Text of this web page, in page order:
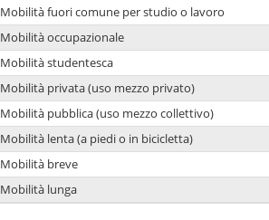
Mobilità fuori comune per studio o lavoro
Mobilità occupazionale
Mobilità studentesca
Mobilità privata (uso mezzo privato)
Mobilità pubblica (uso mezzo collettivo)
Mobilità lenta (a piedi o in bicicletta)
Mobilità breve
Mobilità lunga